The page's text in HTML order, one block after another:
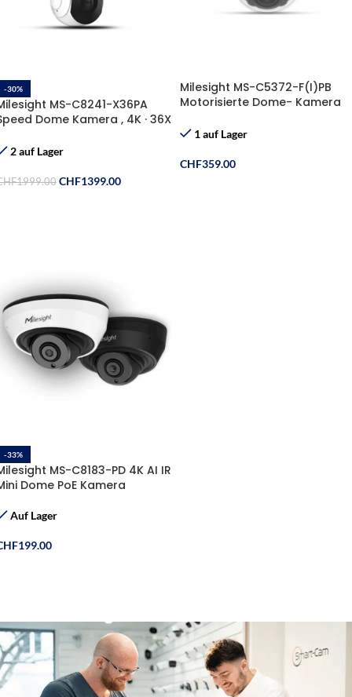
-30%
MS-C8241-X36PA
​​Dome Kamera , 4K · 36X
2 auf Lager
1999.00 CHF1399.00
Milesight MS-C5372-F(I)PB
Motorisierte Dome- Kamera
1 auf Lager
CHF359.00
-33%
MS-C8183-PD 4K AI IR
Dome PoE Kamera
Auf Lager
199.00